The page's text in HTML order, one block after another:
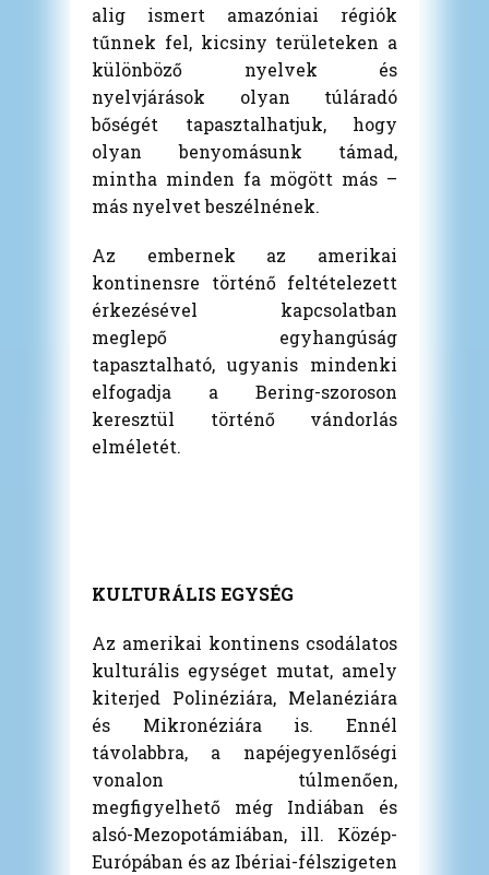
alig ismert amazóniai régiók
tűnnek fel, kicsiny területeken a
különböző nyelvek és
nyelvjárások olyan túláradó
bőségét tapasztalhatjuk, hogy
olyan benyomásunk támad,
mintha minden fa mögött más –
más nyelvet beszélnének.
Az embernek az amerikai
kontinensre történő feltételezett
érkezésével kapcsolatban
meglepő egyhangúság
tapasztalható, ugyanis mindenki
elfogadja a Bering-szoroson
keresztül történő vándorlás
elméletét.
KULTURÁLIS EGYSÉG
Az amerikai kontinens csodálatos
kulturális egységet mutat, amely
kiterjed Polinéziára, Melanéziára
és Mikronéziára is. Ennél
távolabbra, a napéjegyenlőségi
vonalon túlmenően,
megfigyelhető még Indiában és
alsó-Mezopotámiában, ill. Közép-
Európában és az Ibériai-félszigeten